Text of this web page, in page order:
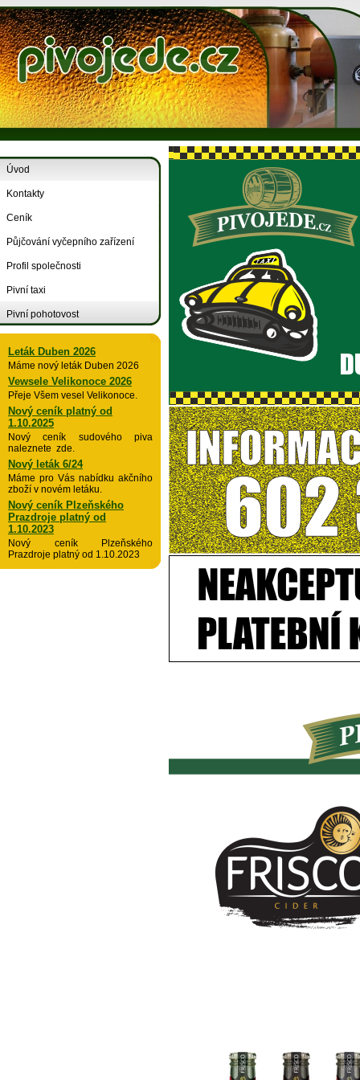
Úvod
Kontakty
Ceník
Půjčování vyčepního zařízení
Profil společnosti
Pivní taxi
Pivní pohotovost
Leták Duben 2026
Máme nový leták Duben 2026
Vewsele Velikonoce 2026
Přeje Všem vesel Velikonoce.
Nový ceník platný od
1.10.2025
Nový ceník sudového piva
naleznete zde.
Nový leták 6/24
Máme pro Vás nabídku akčního
zboží v novém letáku.
Nový ceník Plzeňského
Prazdroje platný od
1.10.2023
Nový ceník Plzeňského
Prazdroje platný od 1.10.2023